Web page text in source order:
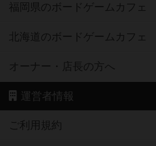
福岡県のボードゲームカフェ
北海道のボードゲームカフェ
オーナー・店長の方へ
運営者情報
ご利用規約